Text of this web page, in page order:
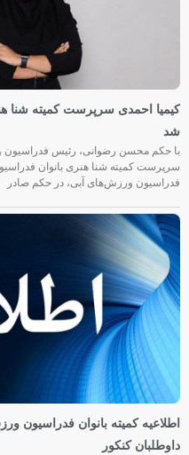
کیمیا احمدی سرپرست کمیته شنا
شد
با حکم محسن رضوانی، رئیس فدراسیون
سرپرست کمیته شنا هنری بانوان
فدراسیون ورزش‌های آبی، در حکم صادر
اطلاعیه کمیته بانوان فدراسیون
داوطلبان کنکور